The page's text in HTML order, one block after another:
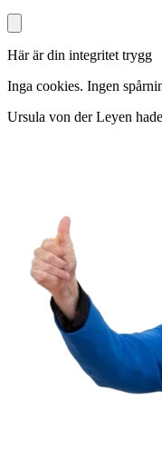
Här är din integritet trygg
Inga cookies. Ingen
Ursula von der Leyen